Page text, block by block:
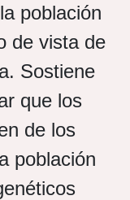
población
de vista de
Sostiene
que los
de los
población